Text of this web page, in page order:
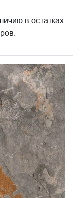
в остатках